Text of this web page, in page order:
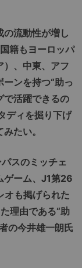
流動性が増し
籍もヨーロッパ
）、中東、アフ
ンを持つ“助っ
で活躍できるの
ディを掘り下げ
たい。
スのミッチェ
ゲーム、J1第26
オも掲げられた
理由である“助
の今井雄一朗氏